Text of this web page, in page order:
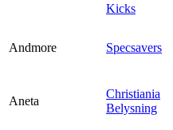
Kicks
Andmore Specsavers
Aneta
Christiania
Belysning